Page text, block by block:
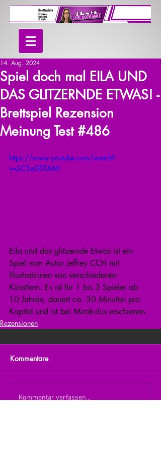
Spiel doch mal EILA UND
DAS GLITZERNDE ETWAS! -
Brettspiel Rezension
Meinung Test #486
14. Aug. 2024
https://www.youtube.com/watch?
v=JiC3xGDTAMI
Eila und das glitzernde Etwas ist ein
Spiel vom Autor Jeffrey CCH mit
Illustrationen von verschiedenen
Künstlern. Es ist für 1 bis 3 Spieler ab
10 Jahren, dauert ca. 30 Minuten pro
Kapitel und ist bei Mirakulus erschienen.
Rezensionen
Kommentare
Kommentar verfassen...